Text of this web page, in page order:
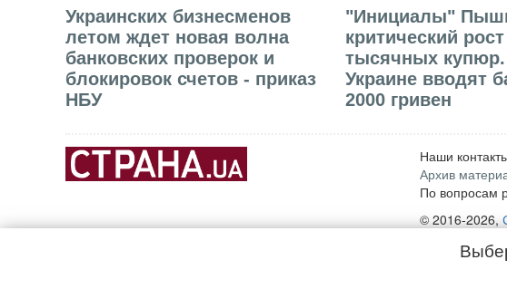
Украинских бизнесменов
летом ждет новая волна
банковских проверок и
блокировок счетов - приказ
НБУ
"Инициалы"
критический
тысячных
Украине вводят
2000 гривен
Наши
Архив
По вопросам
© 2016-2026,
открытой
Любое